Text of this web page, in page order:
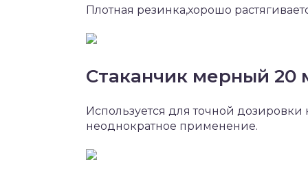
Плотная резинка,хорошо
Стаканчик мерный 20
Используется для точной
неоднократное применение.